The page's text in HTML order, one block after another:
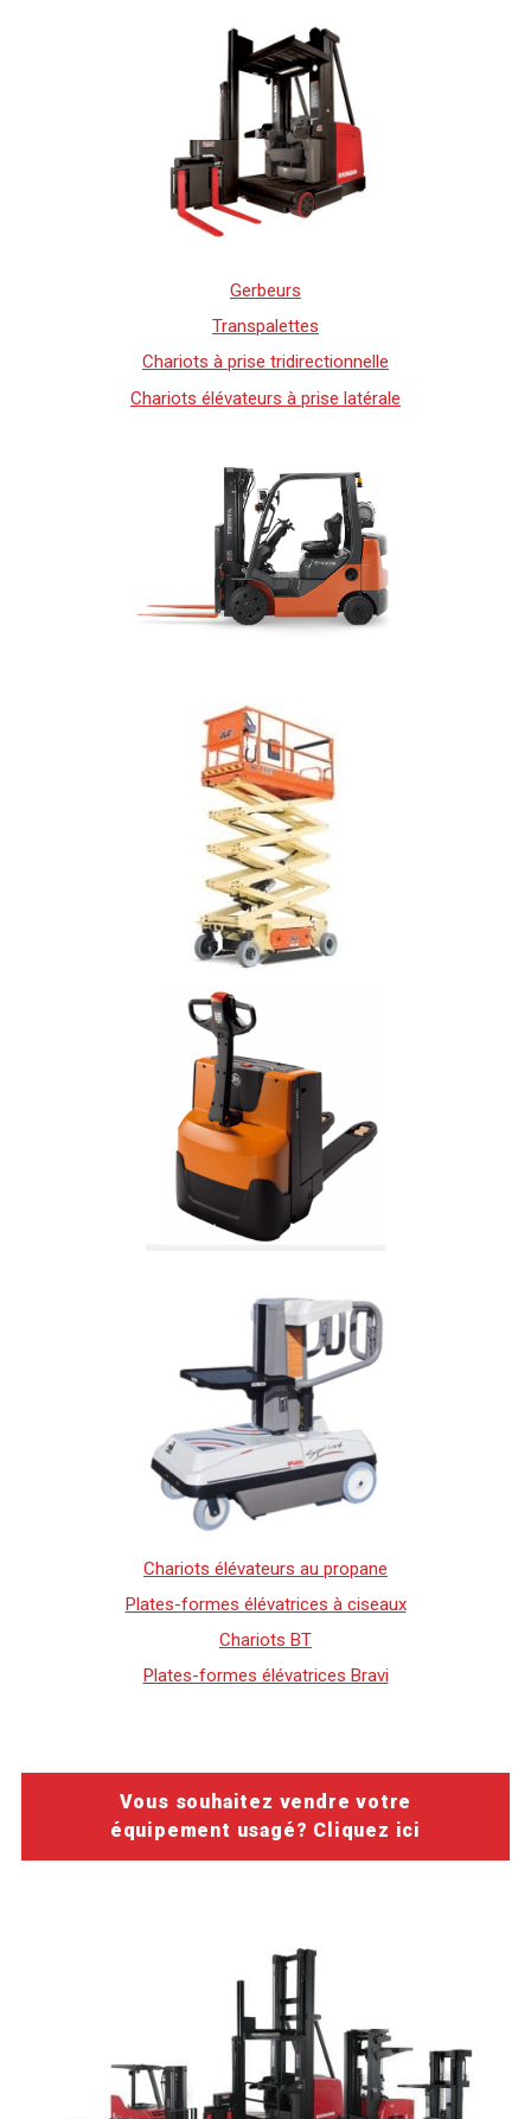
Gerbeurs
Transpalettes
Chariots à prise tridirectionnelle
Chariots élévateurs à prise latérale
Chariots élévateurs au propane
Plates-formes élévatrices à ciseaux
Chariots BT
Plates-formes élévatrices Bravi
Vous souhaitez vendre votre
équipement usagé? Cliquez ici